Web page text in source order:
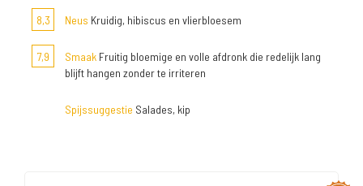
8,3 Neus Kruidig, hibiscus en vlierbloesem
7,9 Smaak Fruitig bloemige en volle afdronk die redelijk lang
blijft hangen zonder te irriteren
Spijssuggestie Salades, kip